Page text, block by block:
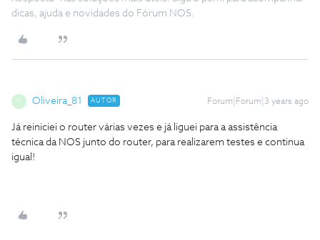
dicas, ajuda e novidades do Fórum NOS.
Oliveira_81 AUTOR Forum|Forum|3 years ago
Já reiniciei o router várias vezes e já liguei para a assistência
técnica da NOS junto do router, para realizarem testes e continua
igual!